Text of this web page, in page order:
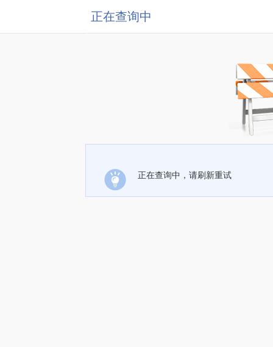
正在查询中
正在查询中，请刷新重试